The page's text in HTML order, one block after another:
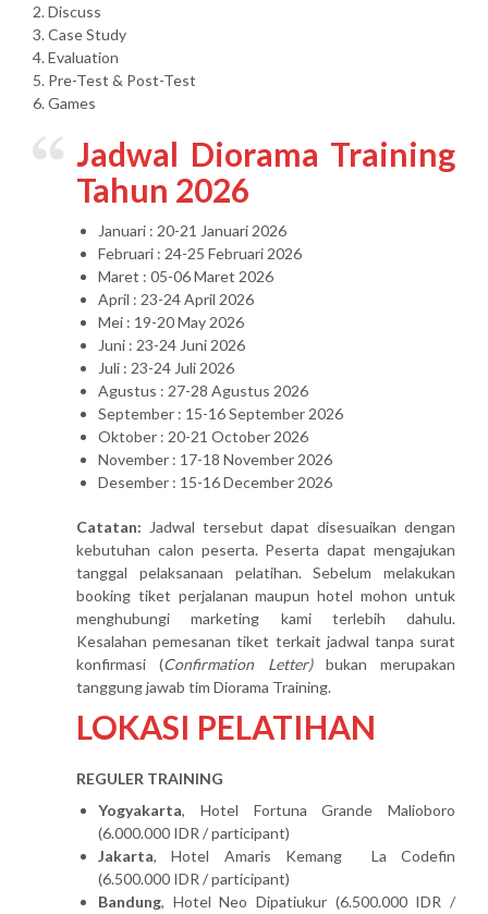
2. Discuss
3. Case Study
4. Evaluation
5. Pre-Test & Post-Test
6. Games
Jadwal Diorama Training
Tahun 2026
Januari : 20-21 Januari 2026
Februari : 24-25 Februari 2026
Maret : 05-06 Maret 2026
April : 23-24 April 2026
Mei : 19-20 May 2026
Juni : 23-24 Juni 2026
Juli : 23-24 Juli 2026
Agustus : 27-28 Agustus 2026
September : 15-16 September 2026
Oktober : 20-21 October 2026
November : 17-18 November 2026
Desember : 15-16 December 2026
Catatan: Jadwal tersebut dapat disesuaikan dengan
kebutuhan calon peserta. Peserta dapat mengajukan
tanggal pelaksanaan pelatihan. Sebelum melakukan
booking tiket perjalanan maupun hotel mohon untuk
menghubungi marketing kami terlebih dahulu.
Kesalahan pemesanan tiket terkait jadwal tanpa surat
konfirmasi (Confirmation Letter)bukan merupakan
tanggung jawab tim Diorama Training.
LOKASI PELATIHAN
REGULER TRAINING
Yogyakarta, Hotel Fortuna Grande Malioboro
(6.000.000 IDR / participant)
Jakarta, Hotel Amaris Kemang La Codefin
(6.500.000 IDR / participant)
Bandung, Hotel Neo Dipatiukur (6.500.000 IDR /